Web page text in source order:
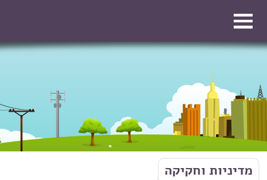
דילוג לתוכן העיקרי
מדיניות וחקיקה